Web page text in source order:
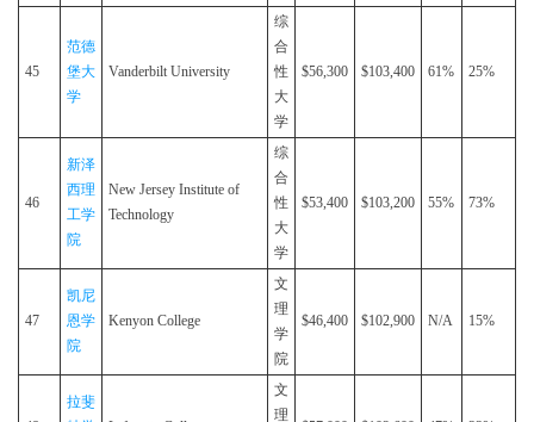
45
范德
堡大
学
Vanderbilt University
综
合
性
大
学
$56,300 $103,400 61% 25%
46
新泽
西理
工学
院
New Jersey Institute of
Technology
综
合
性
大
学
$53,400 $103,200 55% 73%
47
凯尼
恩学
院
Kenyon College
文
理
学
院
$46,400 $102,900 N/A 15%
拉斐
文
理